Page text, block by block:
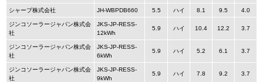
シャープ株式会社 JH-WBPDB660 5.5 ハイ 8.1 9.5 4.0
ジンコソーラージャパン株式会
社
JKS-JP-RESS-
12kWh
5.9 ハイ 10.4 12.2 3.7
ジンコソーラージャパン株式会
社
JKS-JP-RESS-
6kWh
5.9 ハイ 5.2 6.1 3.7
ジンコソーラージャパン株式会
社
JKS-JP-RESS-
9kWh
5.9 ハイ 7.8 9.2 3.7